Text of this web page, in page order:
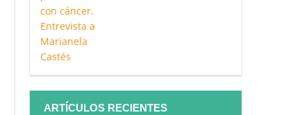
ARTÍCULOS RECIENTES